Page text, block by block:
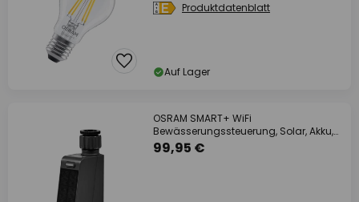
Produktdatenblatt
Auf Lager
OSRAM SMART+ WiFi
Bewässerungssteuerung, Solar, Akku,
IP55
99,95 €